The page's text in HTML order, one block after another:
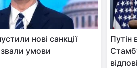
нові санкції
умови
Путін